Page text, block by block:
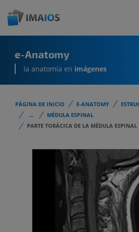
e-Anatomy
la anatomía en imágenes
PÁGINA DE INICIO E-ANATOMY
...
MÉDULA ESPINAL
PARTE TORÁCICA DE LA MÉDULA ESPINAL